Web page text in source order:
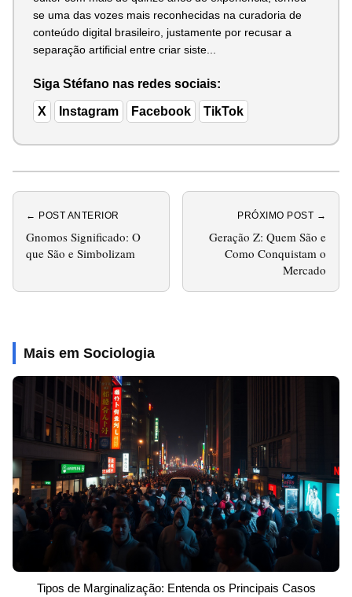
se uma das vozes mais reconhecidas na curadoria de
conteúdo digital brasileiro, justamente por recusar a
separação artificial entre criar siste...
Siga Stéfano nas redes sociais:
X Instagram Facebook TikTok
← POST ANTERIOR
Gnomos Significado: O
que São e Simbolizam
PRÓXIMO POST →
Geração Z: Quem São e
Como Conquistam o
Mercado
Mais em Sociologia
Tipos de Marginalização: Entenda os Principais Casos